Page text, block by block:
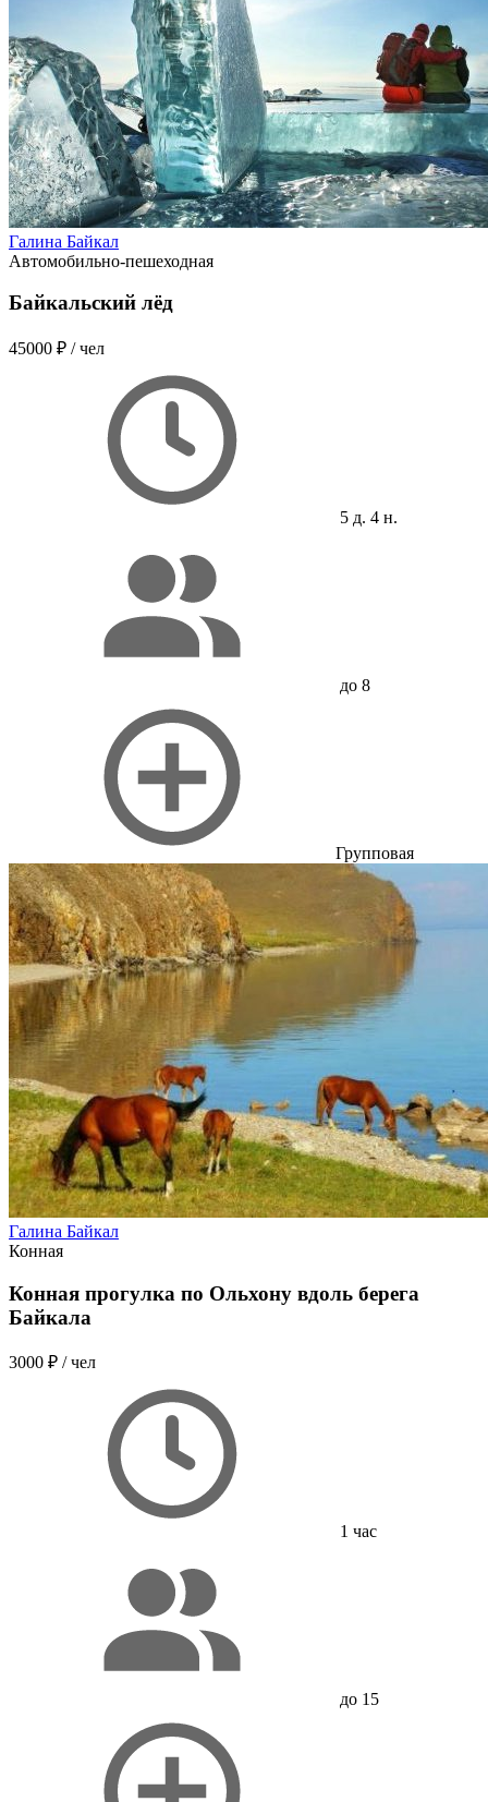
Галина Байкал
Автомобильно-пешеходная
Байкальский лёд
45000 ₽ / чел
5 д. 4 н.
до 8
Групповая
Галина Байкал
Конная
Конная прогулка по Ольхону вдоль берега
Байкала
3000 ₽ / чел
1 час
до 15